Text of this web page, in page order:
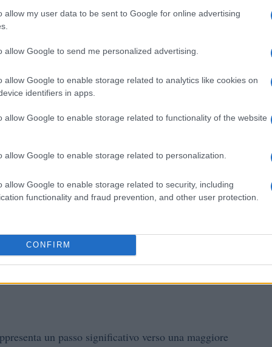
allow my user data to be sent to Google for online advertising
allow Google to send me personalized advertising.
allow Google to enable storage related to analytics like cookies on
identifiers in apps.
allow Google to enable storage related to functionality of the website
allow Google to enable storage related to personalization.
allow Google to enable storage related to security, including
functionality and fraud prevention, and other user protection.
CONFIRM
l’evoluzione dell’operazione societaria e a
con la massima attenzione,”
dei lavoratori. Questo approccio mira a
priorità il benessere e la sicurezza occupazionale.
quotidiana?
non vi è opposizione da parte dei sindacati
evidenzia l’importanza di una strategia
che sta vivendo un periodo di grande
passo conta!
un passo significativo verso una maggiore